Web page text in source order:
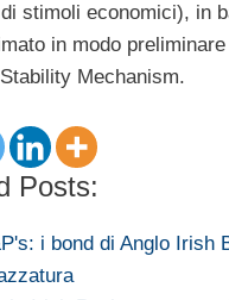
stimoli economici), in
in modo preliminare
Mechanism.
Posts:
i bond di Anglo Irish